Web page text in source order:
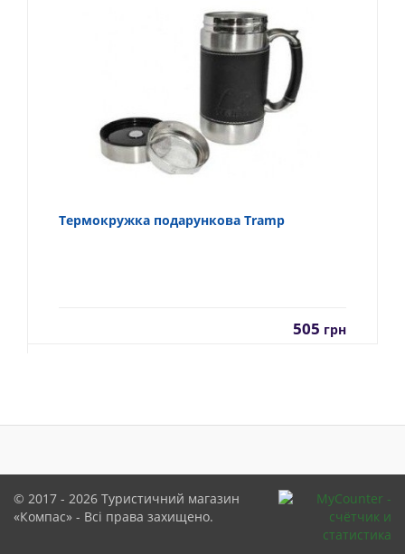
Термокружка подарункова Tramp
505 грн
© 2017 - 2026 Туристичний магазин
«Компас» - Всі права захищено.